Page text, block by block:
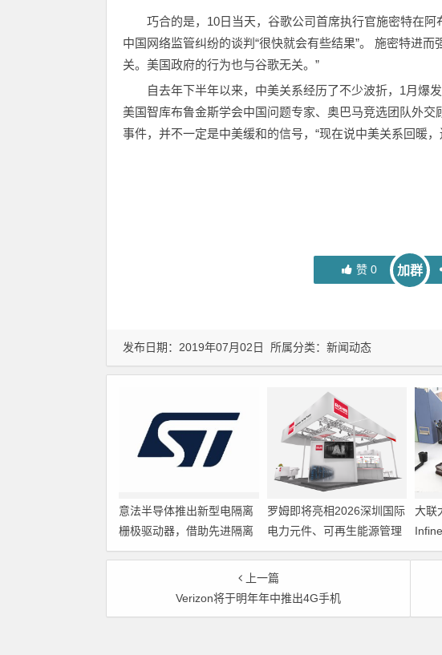
巧合的是，10日当天，谷歌公司首席执行官施密特在
中国网络监管纠纷的谈判“很快就会有些结果”。 施密特进
关。美国政府的行为也与谷歌无关。”
自去年下半年以来，中美关系经历了不少波折，1月爆
美国智库布鲁金斯学会中国问题专家、奥巴马竞选团队外
事件，并不一定是中美缓和的信号，“现在说中美关系回暖，
赞0 加群
发布日期：2019年07月02日 所属分类： 新闻动态
意法半导体推出新型电隔离
栅极驱动器，借助先进隔离
技术简化电源设计
罗姆即将亮相2026深圳国际
电力元件、可再生能源管理
展览会暨研讨会
大联
配电
上一篇
Verizon将于明年年中推出4G手机